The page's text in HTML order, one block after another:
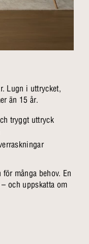
Lugn i uttrycket,
än 15 år.
tryggt uttryck
många behov. En
och uppskatta om